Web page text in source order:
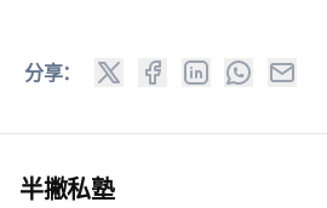
分享：
半撇私塾